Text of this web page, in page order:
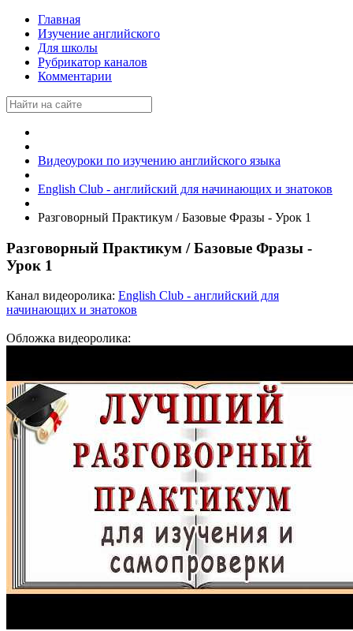
Главная
Изучение английского
Для школы
Рубрикатор каналов
Комментарии
Видеоуроки по изучению английского языка
English Club - английский для начинающих и знатоков
Разговорный Практикум / Базовые Фразы - Урок 1
Разговорный Практикум / Базовые Фразы -
Урок 1
Канал видеоролика: English Club - английский для
начинающих и знатоков
Обложка видеоролика: